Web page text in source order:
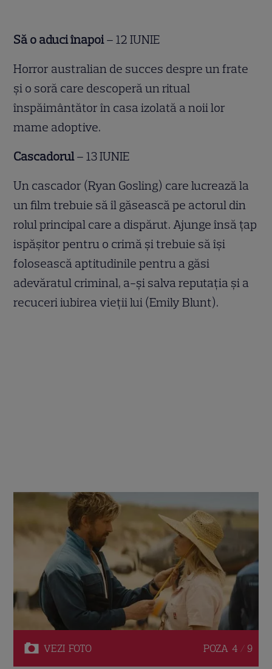
Să o aduci înapoi– 12 IUNIE
Horror australian de succes despre un frate
și o soră care descoperă un ritual
înspăimântător în casa izolată a noii lor
mame adoptive.
Cascadorul– 13 IUNIE
Un cascador (Ryan Gosling) care lucrează la
un film trebuie să îl găsească pe actorul din
rolul principal care a dispărut. Ajunge însă țap
ispășitor pentru o crimă și trebuie să își
folosească aptitudinile pentru a găsi
adevăratul criminal, a-și salva reputația și a
recuceri iubirea vieții lui (Emily Blunt).
VEZI FOTO POZA 4 / 9